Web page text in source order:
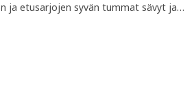
ja etusarjojen syvän tummat sävyt ja
virtaviivaisen ja modernin ilmeen.
FÖRBÄTTRA-etusarjoilla, -